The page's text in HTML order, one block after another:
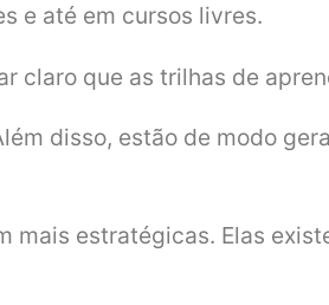
e até em cursos livres.
claro que as trilhas de
disso, estão de modo
mais estratégicas. Elas